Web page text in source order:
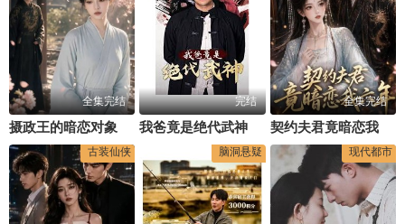
全集完结
摄政王的暗恋对象
完结
我爸竟是绝代武神
全集完结
契约夫君竟暗恋我六年
古装仙侠 脑洞悬疑 现代都市